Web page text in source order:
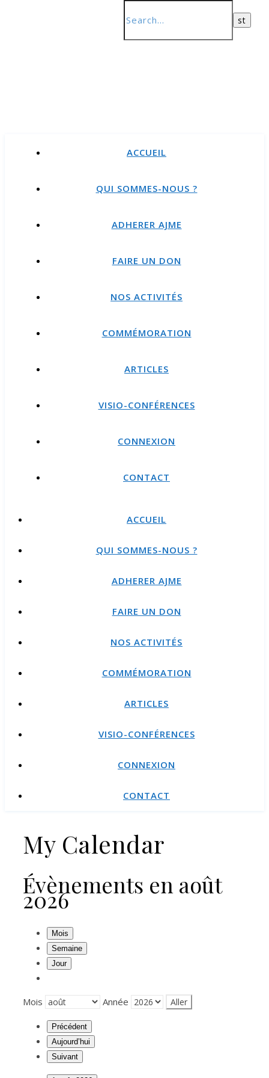
ACCUEIL
QUI SOMMES-NOUS ?
ADHERER AJME
FAIRE UN DON
NOS ACTIVITÉS
COMMÉMORATION
ARTICLES
VISIO-CONFÉRENCES
CONNEXION
CONTACT
ACCUEIL
QUI SOMMES-NOUS ?
ADHERER AJME
FAIRE UN DON
NOS ACTIVITÉS
COMMÉMORATION
ARTICLES
VISIO-CONFÉRENCES
CONNEXION
CONTACT
My Calendar
Évènements en août
2026
Mois
Semaine
Jour
Mois Année
Précédent
Aujourd’hui
Suivant